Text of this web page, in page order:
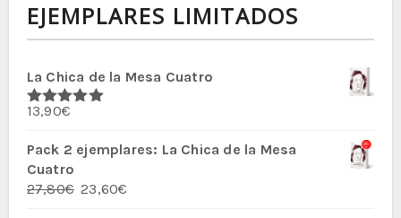
EJEMPLARES LIMITADOS
La Chica de la Mesa Cuatro
Valorado
5
13,90€
Pack 2 ejemplares: La Chica de la Mesa
Cuatro
27,80€ El
23,60€